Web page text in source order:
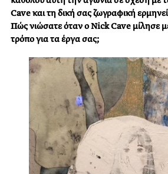
Cave και τη δική σας ζωγραφική
Πώς νιώσατε όταν ο Nick Cave μίλησε
τρόπο για τα έργα σας;